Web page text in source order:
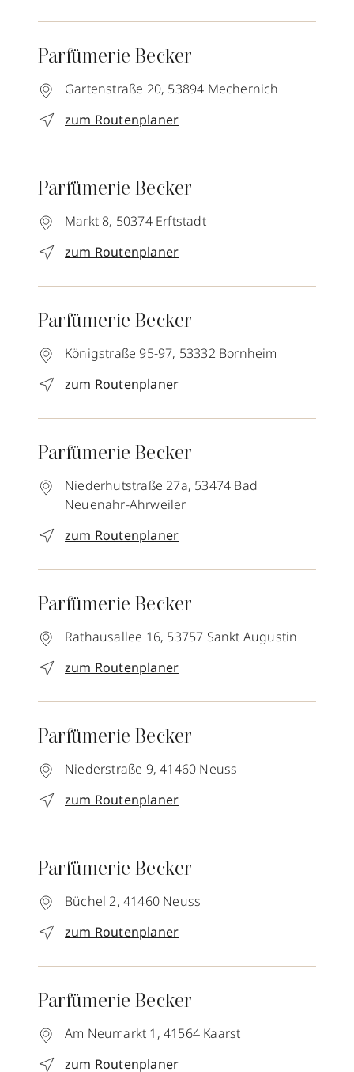
Parfümerie Becker
Gartenstraße 20, 53894 Mechernich
zum Routenplaner
Parfümerie Becker
Markt 8, 50374 Erftstadt
zum Routenplaner
Parfümerie Becker
Königstraße 95-97, 53332 Bornheim
zum Routenplaner
Parfümerie Becker
Niederhutstraße 27a, 53474 Bad
Neuenahr-Ahrweiler
zum Routenplaner
Parfümerie Becker
Rathausallee 16, 53757 Sankt Augustin
zum Routenplaner
Parfümerie Becker
Niederstraße 9, 41460 Neuss
zum Routenplaner
Parfümerie Becker
Büchel 2, 41460 Neuss
zum Routenplaner
Parfümerie Becker
Am Neumarkt 1, 41564 Kaarst
zum Routenplaner